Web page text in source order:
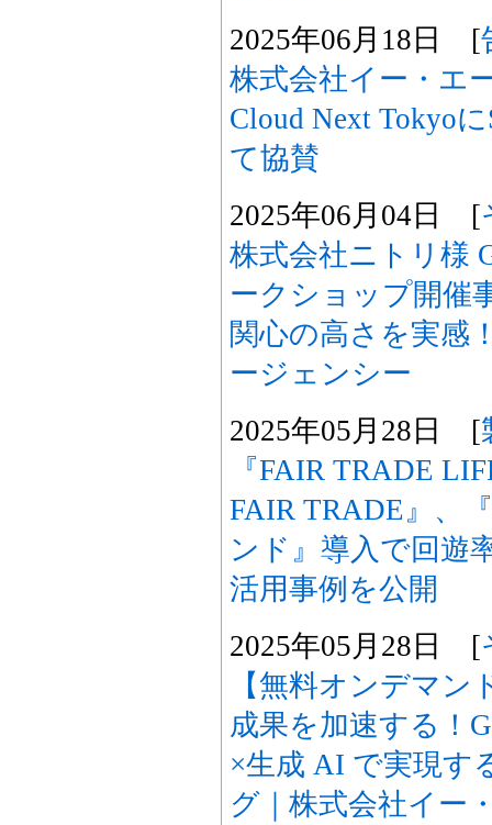
2025年06月18日 [
株式会社イー・エ
Cloud Next Tokyo
て協賛
2025年06月04日 [
株式会社ニトリ様
ークショップ開催
関心の高さを実感
ージェンシー
2025年05月28日 [
『FAIR TRADE
FAIR TRADE』、
ンド』導入で回遊
活用事例を公開
2025年05月28日 [
【無料オンデマ
成果を加速する！
×生成 AI で実現す
グ｜株式会社イー